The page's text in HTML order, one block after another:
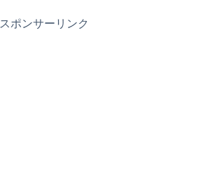
スポンサーリンク